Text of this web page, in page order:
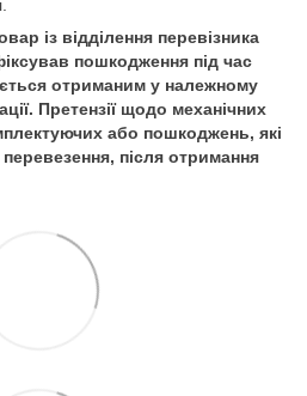
із відділення перевізника
пошкодження під час
отриманим у належному
Претензії щодо механічних
або пошкоджень, які
після отримання